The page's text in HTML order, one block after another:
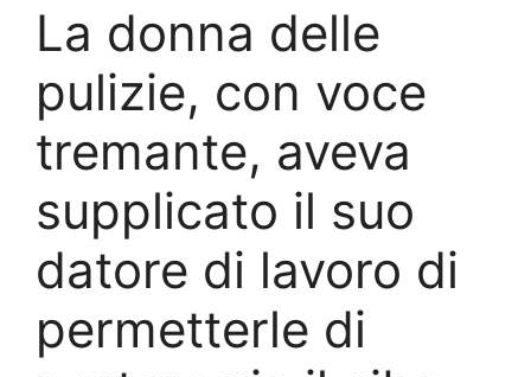
La donna delle
pulizie, con voce
tremante, aveva
supplicato il suo
datore di lavoro di
permetterle di